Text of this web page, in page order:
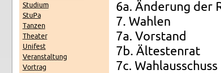
Stu­di­um
StuPa
Tan­zen
Thea­ter
Uni­fest
Ver­an­stal­tung
Vor­trag
6a. Än­de­rung der
7. Wah­len
7a. Vor­stand
7b. Äl­tes­ten­rat
7c. Wahl­aus­schuss